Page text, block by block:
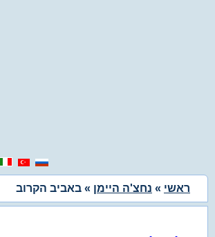
ראשי » נחצ'ה היימן » באביב הקרוב